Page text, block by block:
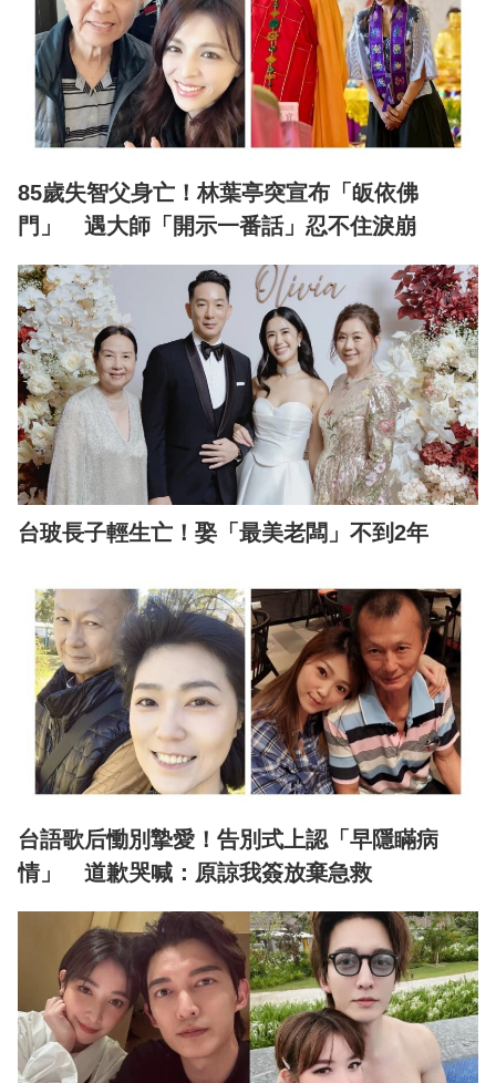
85歲失智父身亡！林葉亭突宣布「皈依佛
門」 遇大師「開示一番話」忍不住淚崩
台玻長子輕生亡！娶「最美老闆」不到2年
台語歌后慟別摯愛！告別式上認「早隱瞞病
情」 道歉哭喊：原諒我簽放棄急救